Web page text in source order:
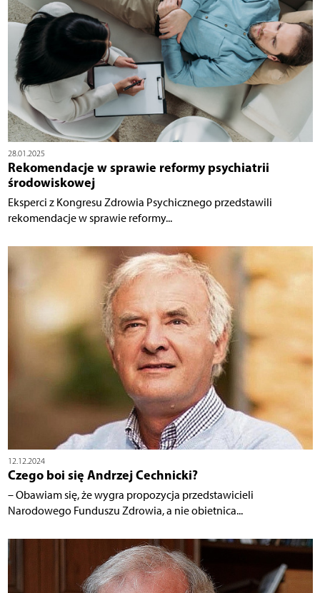
28.01.2025
Rekomendacje w sprawie reformy psychiatrii
środowiskowej
Eksperci z Kongresu Zdrowia Psychicznego przedstawili
rekomendacje w sprawie reformy...
12.12.2024
Czego boi się Andrzej Cechnicki?
– Obawiam się, że wygra propozycja przedstawicieli
Narodowego Funduszu Zdrowia, a nie obietnica...